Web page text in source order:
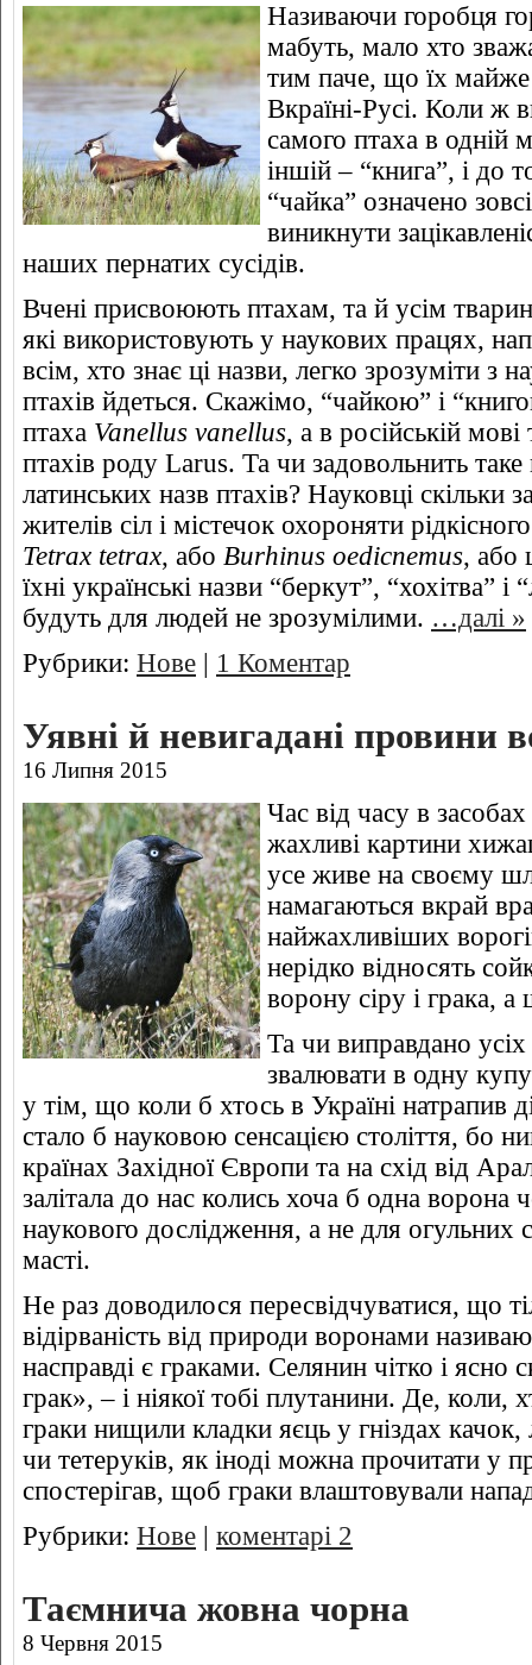
Називаючи горобця
мабуть, мало хто
тим паче, що їх майже
Вкраїні-Русі. Коли ж
самого птаха в одній
іншій – “книга”, і до
“чайка” означено
виникнути
наших пернатих сусідів.
Вчені присвоюють птахам, та й усім
які використовують у наукових працях,
всім, хто знає ці назви, легко зрозуміти з
птахів йдеться. Скажімо, “чайкою” і
птаха Vanellus vanellus, а в російській
птахів роду Larus. Та чи задовольнить
латинських назв птахів? Науковці скільки
жителів сіл і містечок охороняти
Tetrax tetrax, або Burhinus oedicnemus, або
їхні українські назви “беркут”, “хохітва”
будуть для людей не зрозумілими. …далі »
Рубрики: Нове | 1 Коментар
Уявні й невигадані провини
16 Липня 2015
Час від часу в
жахливі картини
усе живе на своєму
намагаються вкрай
найжахливіших
нерідко відносять
ворону сіру і грака,
Та чи виправдано
звалювати в одну
у тім, що коли б хтось в Україні натрапив
стало б науковою сенсацією століття, бо
країнах Західної Європи та на схід від
залітала до нас колись хоча б одна ворона
наукового дослідження, а не для огульних
масті.
Не раз доводилося пересвідчуватися, що
відірваність від природи воронами
насправді є граками. Селянин чітко і
грак», – і ніякої тобі плутанини. Де,
граки нищили кладки яєць у гніздах качок,
чи тетеруків, як іноді можна прочитати у
спостерігав, щоб граки влаштовували
Рубрики: Нове | коментарі 2
Таємнича жовна чорна
8 Червня 2015